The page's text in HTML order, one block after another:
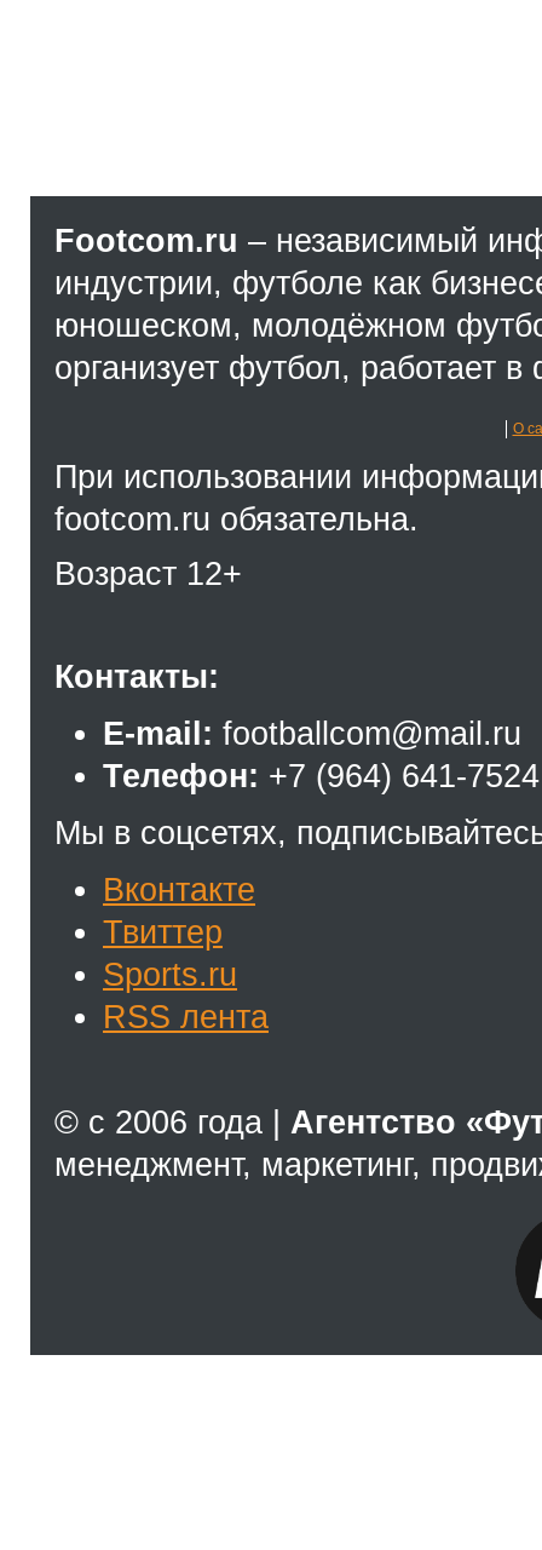
Footcom.ru – независимый
индустрии, футболе как
юношеском, молодёжном
организует футбол, работает
О
При использовании
footcom.ru обязательна.
Возраст 12+
Контакты:
E-mail: footballcom@mail.ru
Телефон: +7 (964) 641-7524
Мы в соцсетях,
Вконтакте
Твиттер
Sports.ru
RSS лента
© с 2006 года | Агентство
менеджмент, маркетинг,